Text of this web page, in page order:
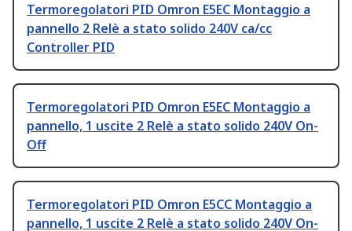
Termoregolatori PID Omron E5EC Montaggio a
pannello 2 Relè a stato solido 240V ca/cc
Controller PID
Termoregolatori PID Omron E5EC Montaggio a
pannello, 1 uscite 2 Relè a stato solido 240V On-
Off
Termoregolatori PID Omron E5CC Montaggio a
pannello, 1 uscite 2 Relè a stato solido 240V On-